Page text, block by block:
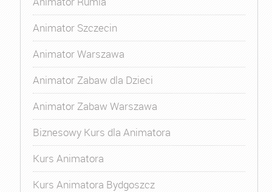
Animator Szczecin
Animator Warszawa
Animator Zabaw dla Dzieci
Animator Zabaw Warszawa
Biznesowy Kurs dla Animatora
Kurs Animatora
Kurs Animatora Bydgoszcz